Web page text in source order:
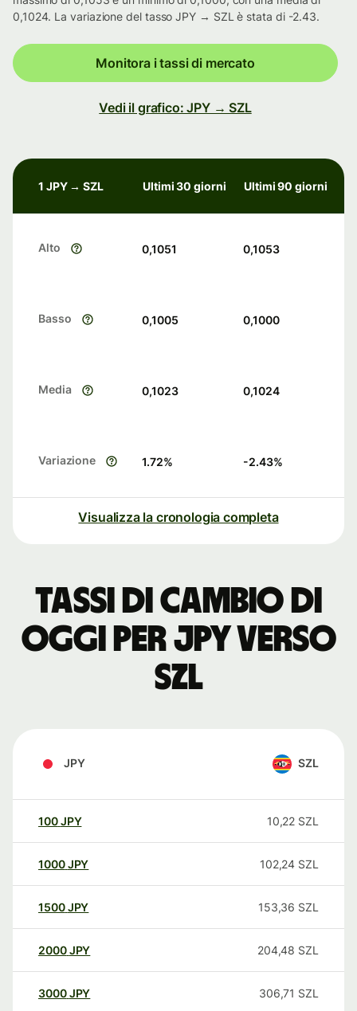
0,1024. La variazione del tasso JPY → SZL è stata di -2.43.
Monitora i tassi di mercato
Vedi il grafico: JPY → SZL
1 JPY → SZL Ultimi 30 giorni Ultimi 90 giorni
Alto 0,1051 0,1053
Basso 0,1005 0,1000
Media 0,1023 0,1024
Variazione 1.72% -2.43%
Visualizza la cronologia completa
Tassi di cambio di
oggi per JPY verso
SZL
JPY SZL
100JPY 10,22 SZL
1000JPY 102,24 SZL
1500JPY 153,36 SZL
2000JPY 204,48 SZL
3000JPY 306,71 SZL